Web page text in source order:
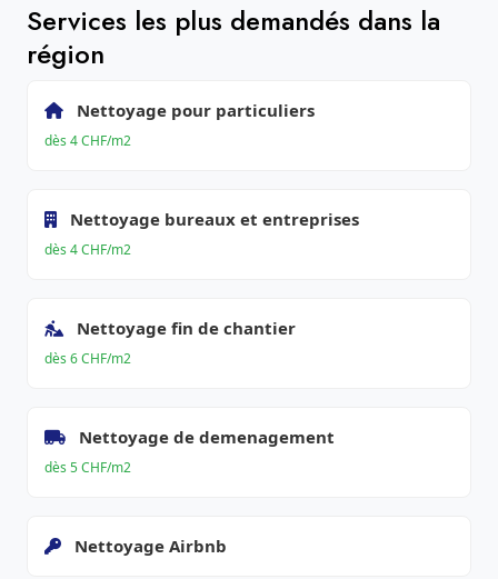
Services les plus demandés dans la
région
Nettoyage pour particuliers
dès 4 CHF/m2
Nettoyage bureaux et entreprises
dès 4 CHF/m2
Nettoyage fin de chantier
dès 6 CHF/m2
Nettoyage de demenagement
dès 5 CHF/m2
Nettoyage Airbnb